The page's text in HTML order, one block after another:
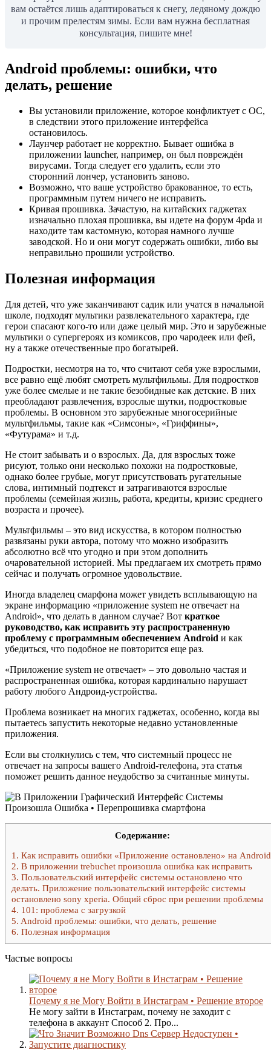
вам остаётся лишь адаптироваться к снегу, ледяному дождю
и прочим прелестям зимы. Если вам нужна бесплатная
консультация, пишите мне!
Android проблемы: ошибки, что
делать, решение
Вы установили приложение, которое конфликтует с ОС,
в следствии этого приложение интерфейса
остановилось.
Лаунчер работает не корректно. Бывает ошибка в
приложении launcher, например, он был повреждён
вирусами. Тогда следует его удалить, если это
сторонний лончер, установить заново.
Возможно, что ваше устройство бракованное, то есть,
программным путем ничего не исправить.
Кривая прошивка. Зачастую, на китайских гаджетах
изначально плохая прошивка, вы идете на форум 4pda и
находите там кастомную, которая намного лучше
заводской. Но и они могут содержать ошибки, либо вы
неправильно прошили устройство.
Полезная информация
Для детей, что уже заканчивают садик или учатся в начальной
школе, подходят мультики развлекательного характера, где
герои спасают кого-то или даже целый мир. Это и зарубежные
мультики о супергероях из комиксов, про чародеек или фей,
ну а также отечественные про богатырей.
Подростки, несмотря на то, что считают себя уже взрослыми,
все равно ещё любят смотреть мультфильмы. Для подростков
уже более смелые и не такие безобидные как детские. В них
преобладают развлечения, взрослые шутки, подростковые
проблемы. В основном это зарубежные многосерийные
мультфильмы, такие как «Симсоны», «Гриффины»,
«Футурама» и т.д.
Не стоит забывать и о взрослых. Да, для взрослых тоже
рисуют, только они несколько похожи на подростковые,
однако более грубые, могут присутствовать ругательные
слова, интимный подтекст и затрагиваются взрослые
проблемы (семейная жизнь, работа, кредиты, кризис среднего
возраста и прочее).
Мультфильмы – это вид искусства, в котором полностью
развязаны руки автора, потому что можно изобразить
абсолютно всё что угодно и при этом дополнить
очаровательной историей. Мы предлагаем их смотреть прямо
сейчас и получать огромное удовольствие.
Иногда владелец смарфона может увидеть всплывающую на
экране информацию «приложение system не отвечает на
Android», что делать в данном случае? Вот краткое
руководство, как исправить эту распространенную
проблему с программным обеспечением Android и как
убедиться, что подобное не повторится еще раз.
«Приложение system не отвечает» – это довольно частая и
распространенная ошибка, которая кардинально нарушает
работу любого Андроид-устройства.
Проблема возникает на многих гаджетах, особенно, когда вы
пытаетесь запустить некоторые недавно установленные
приложения.
Если вы столкнулись с тем, что системный процесс не
отвечает на запросы вашего Android-телефона, эта статья
поможет решить данное неудобство за считанные минуты.
Содержание:
1. Как исправить ошибки «Приложение остановлено» на Android
2. В приложении trebuchet произошла ошибка как исправить
3. Пользовательский интерфейс системы остановлено что
делать. Приложение пользовательский интерфейс системы
остановлено sony xperia. Общий сброс при решении проблемы
4. 101: проблема с загрузкой
5. Android проблемы: ошибки, что делать, решение
6. Полезная информация
Частые вопросы
Почему я не Могу Войти в Инстаграм • Решение второе
Не могу зайти в Инстаграм, почему не заходит с
телефона в аккаунт Способ 2. Про...